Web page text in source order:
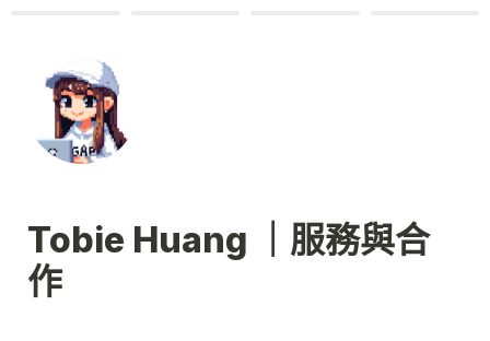
Tobie Huang ｜服務與合
作